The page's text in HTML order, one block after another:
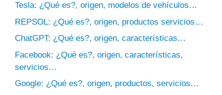
Tesla: ¿Qué es?, origen, modelos de vehículos…
REPSOL: ¿Qué es?, origen, productos servicios…
ChatGPT: ¿Qué es?, origen, características…
Facebook: ¿Qué es?, origen, características,
servicios…
Google: ¿Qué es?, origen, productos, servicios…